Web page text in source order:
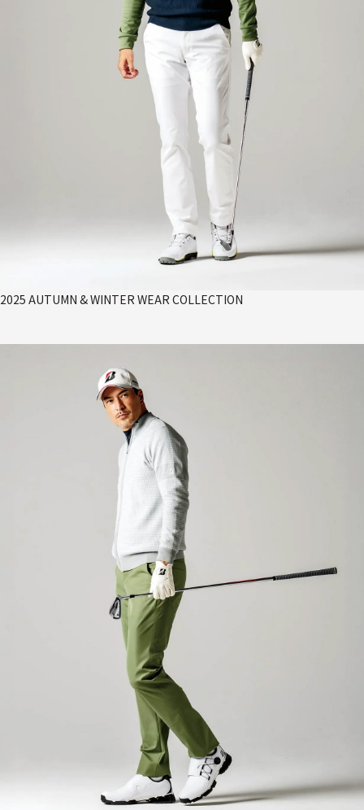
2025 AUTUMN & WINTER WEAR COLLECTION